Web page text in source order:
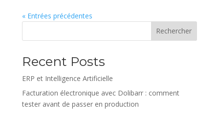
« Entrées précédentes
Rechercher
Recent Posts
ERP et Intelligence Artificielle
Facturation électronique avec Dolibarr : comment
tester avant de passer en production